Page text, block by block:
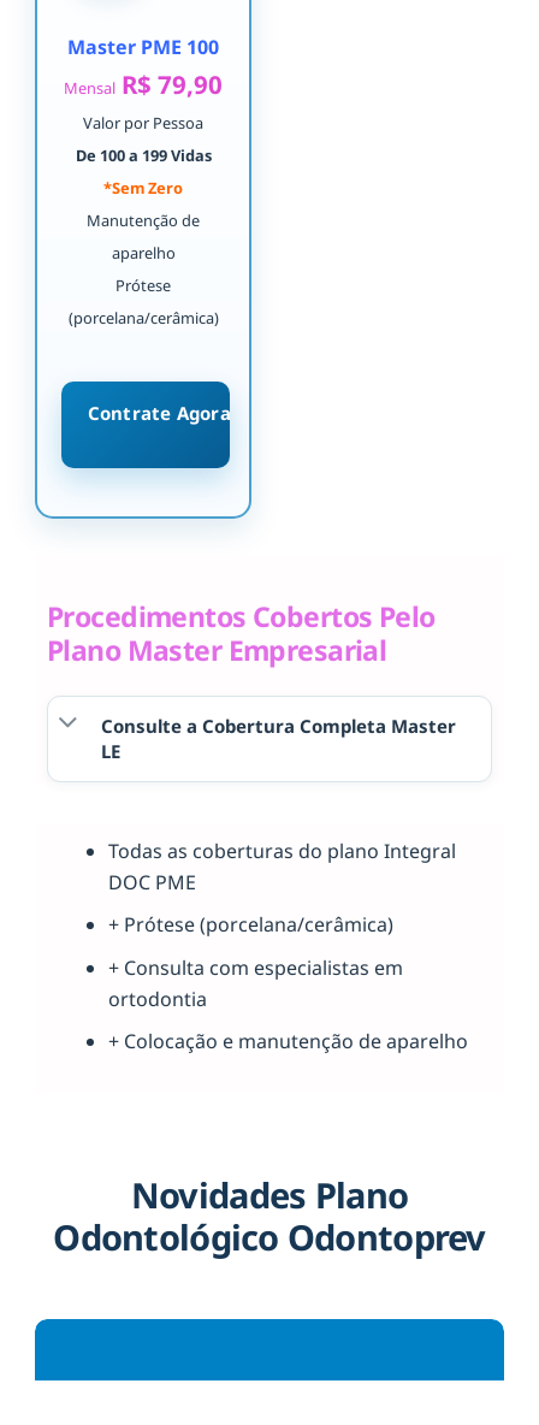
Master PME 100
Mensal R$ 79,90
Valor por Pessoa
De 100 a 199 Vidas
*Sem Zero
Manutenção de
aparelho
Prótese
(porcelana/cerâmica)
Contrate Agora
Procedimentos Cobertos Pelo
Plano Master Empresarial
Consulte a Cobertura Completa Master
LE
Todas as coberturas do plano Integral
DOC PME
+ Prótese (porcelana/cerâmica)
+ Consulta com especialistas em
ortodontia
+ Colocação e manutenção de aparelho
Novidades Plano
Odontológico Odontoprev